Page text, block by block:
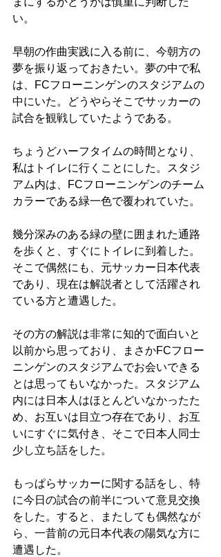
い。
早朝の作曲実践に入る前に、今朝方の
夢を振り返っておきたい。夢の中で私
は、FCフローニンゲンのスタジアムの
中にいた。どうやらそこでサッカーの
試合を観戦していたようである。
ちょうどハーフタイムの時間となり、
私はトイレに行くことにした。スタジ
アム内は、FCフローニンゲンのチーム
カラーである緑一色で覆われていた。
幾分深みのある緑の壁に囲まれた通路
を歩くと、すぐにトイレに到着した。
そこで偶然にも、元サッカー日本代表
であり、現在は解説者として活躍され
ている方と遭遇した。
その方の解説は非常に知的で面白いと
以前から思っており、まさかFCフロー
ニンゲンのスタジアムでお会いできる
とは思ってもいなかった。スタジアム
内には日本人はほとんどいなかったた
め、お互いは目立つ存在であり、お互
いにすぐに気付き、そこで日本人同士
少し立ち話をした。
もっぱらサッカーに関する話をし、特
に今日の試合の前半について意見交換
をした。すると、またしても偶然なが
ら、一昔前の元日本代表の陽気な方に
遭遇した。